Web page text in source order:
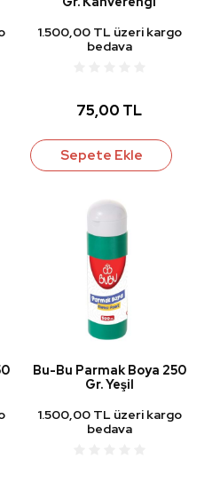
1.500,00 TL üzeri kargo
bedava
75,00 TL
Sepete Ekle
Bu-Bu Parmak Boya 250
Gr. Yeşil
1.500,00 TL üzeri kargo
bedava